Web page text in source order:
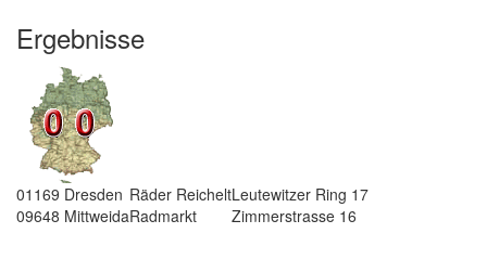
Ergebnisse
01169 Dresden Räder ReicheltLeutewitzer Ring 17
09648 MittweidaRadmarkt Zimmerstrasse 16